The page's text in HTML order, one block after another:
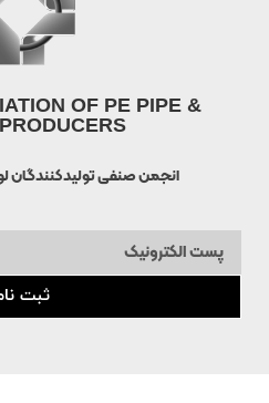
OF PE PIPE &
انجمن صنفی تولیدکنندگان
ثبت